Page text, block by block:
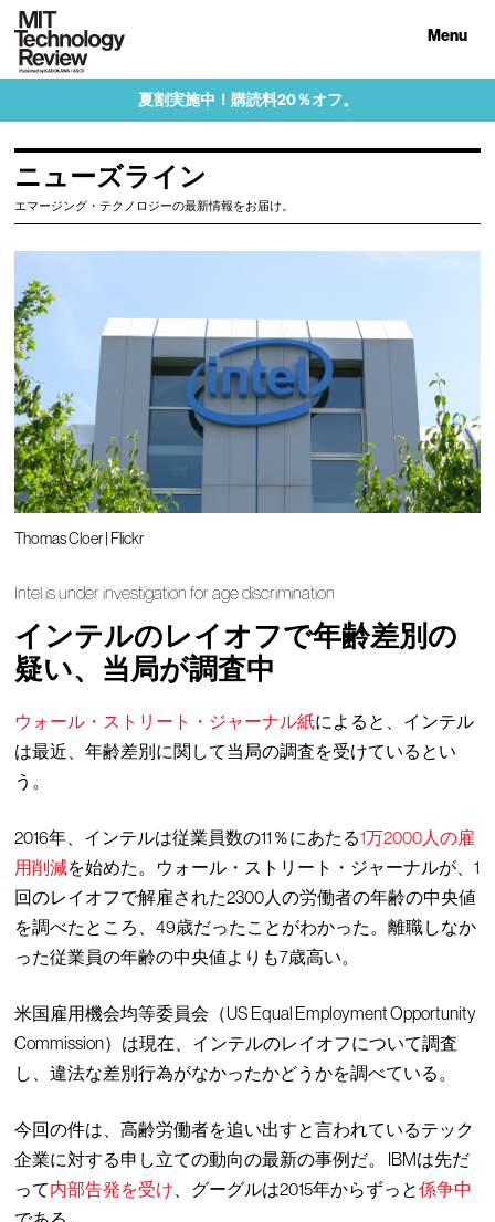
Menu
夏割実施中！購読料20％オフ。
ニューズライン
エマージング・テクノロジーの最新情報をお届け。
Thomas Cloer | Flickr
Intel is under investigation for age discrimination
インテルのレイオフで年齢差別の
疑い、当局が調査中
ウォール・ストリート・ジャーナル紙によると、インテル
は最近、年齢差別に関して当局の調査を受けているとい
う。
2016年、インテルは従業員数の11％にあたる1万2000人の雇
用削減を始めた。ウォール・ストリート・ジャーナルが、1
回のレイオフで解雇された2300人の労働者の年齢の中央値
を調べたところ、49歳だったことがわかった。離職しなか
った従業員の年齢の中央値よりも7歳高い。
米国雇用機会均等委員会（US Equal Employment Opportunity
Commission）は現在、インテルのレイオフについて調査
し、違法な差別行為がなかったかどうかを調べている。
今回の件は、高齢労働者を追い出すと言われているテック
企業に対する申し立ての動向の最新の事例だ。 IBMは先だ
って内部告発を受け 、グーグルは2015年からずっと係争中